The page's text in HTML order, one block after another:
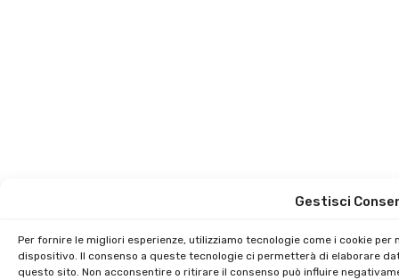
Gestisci
Per fornire le migliori esperienze, utilizziamo tecnologie come i cookie
dispositivo. Il consenso a queste tecnologie ci permetterà di elaborare
questo sito. Non acconsentire o ritirare il consenso può influire